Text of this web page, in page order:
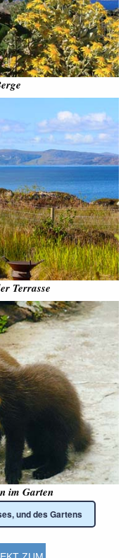
Terrasse
im Garten
und des Gartens